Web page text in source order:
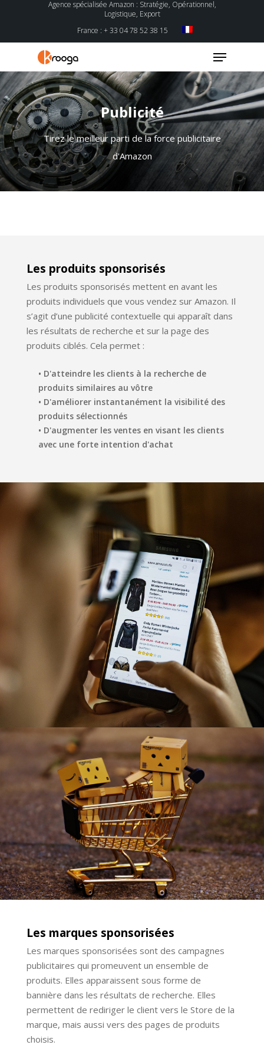
Agence spécialisée Amazon : Stratégie, Opérationnel,
Logistique, Export
France : + 33 04 78 52 38 15
Hit enter to search or ESC to close
Publicité
Tirez le meilleur parti de la force publicitaire
d'Amazon
Les produits sponsorisés
Les produits sponsorisés mettent en avant les
produits individuels que vous vendez sur Amazon. Il
s’agit d’une publicité contextuelle qui apparaît dans
les résultats de recherche et sur la page des
produits ciblés. Cela permet :
• D'atteindre les clients à la recherche de
produits similaires au vôtre
• D'améliorer instantanément la visibilité des
produits sélectionnés
• D'augmenter les ventes en visant les clients
avec une forte intention d'achat
Les marques sponsorisées
Les marques sponsorisées sont des campagnes
publicitaires qui promeuvent un ensemble de
produits. Elles apparaissent sous forme de
bannière dans les résultats de recherche. Elles
permettent de rediriger le client vers le Store de la
marque, mais aussi vers des pages de produits
choisis.